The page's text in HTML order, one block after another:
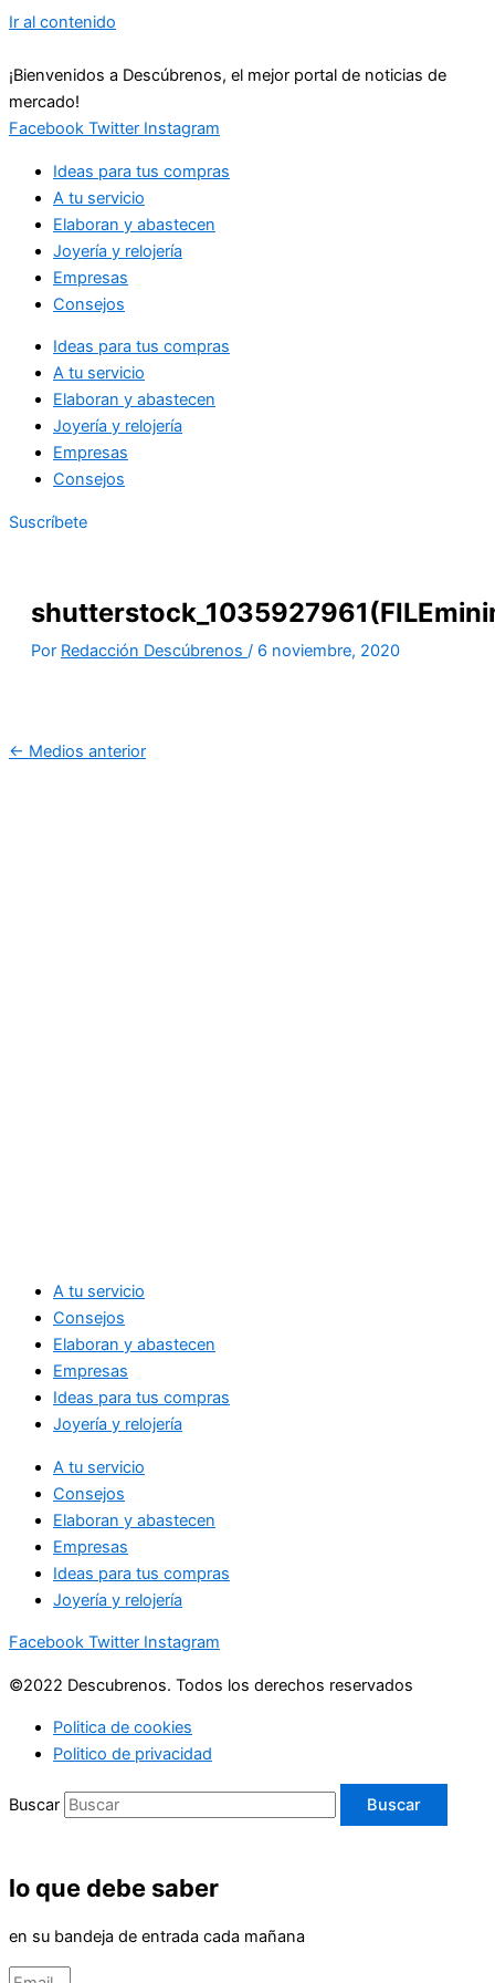
Ir al contenido
¡Bienvenidos a Descúbrenos, el mejor portal de noticias de
mercado!
Facebook Twitter Instagram
Ideas para tus compras
A tu servicio
Elaboran y abastecen
Joyería y relojería
Empresas
Consejos
Ideas para tus compras
A tu servicio
Elaboran y abastecen
Joyería y relojería
Empresas
Consejos
Suscríbete
Por Redacción Descúbrenos / 6 noviembre, 2020
← Medios anterior
A tu servicio
Consejos
Elaboran y abastecen
Empresas
Ideas para tus compras
Joyería y relojería
A tu servicio
Consejos
Elaboran y abastecen
Empresas
Ideas para tus compras
Joyería y relojería
Facebook Twitter Instagram
©2022 Descubrenos. Todos los derechos reservados
Politica de cookies
Politico de privacidad
Buscar Buscar
lo que debe saber
en su bandeja de entrada cada mañana